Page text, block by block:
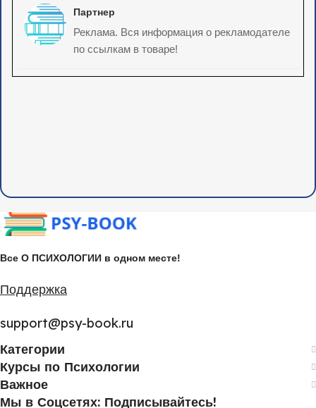
Партнер
Реклама. Вся информация о рекламодателе
по ссылкам в товаре!
Все О ПСИХОЛОГИИ в одном месте!
Поддержка
support@psy-book.ru
Категории
Курсы по Психологии
Важное
Мы в Соцсетях: Подписывайтесь!